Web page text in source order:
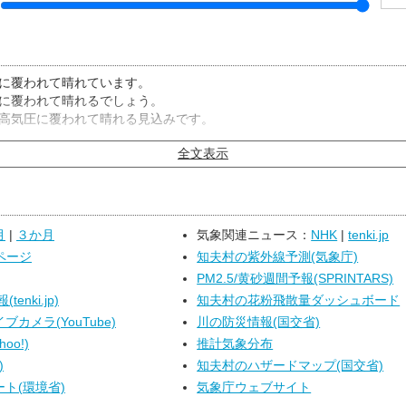
われて晴れています。
われて晴れるでしょう。
圧に覆われて晴れる見込みです。
全文表示
３か月 気象関連ニュース： NHK |tenki.jp
ージ
知夫村の紫外線予測(気象庁)
PM2.5/黄砂週間予報(SPRINTARS)
(tenki.jp)
知夫村の花粉飛散量ダッシュボード
ブカメラ(YouTube)
川の防災情報(国交省)
推計気象分布
知夫村のハザードマップ(国交省)
ト(環境省)
気象庁ウェブサイト